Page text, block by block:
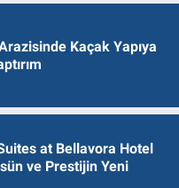
Kaçak Yapıya
at Bellavora Hotel
ve Prestijin Yeni